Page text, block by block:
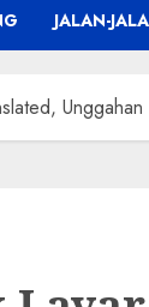
JALAN-